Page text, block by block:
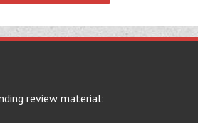
review material: